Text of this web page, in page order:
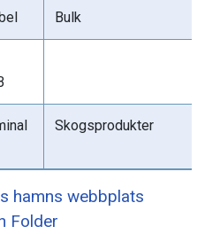
Bulk
Skogsprodukter
hamns webbplats
Folder